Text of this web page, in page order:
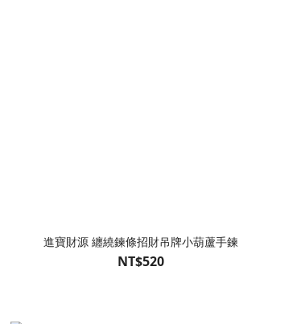
進寶財源 纏繞鍊條招財吊牌小葫蘆手鍊
NT$520